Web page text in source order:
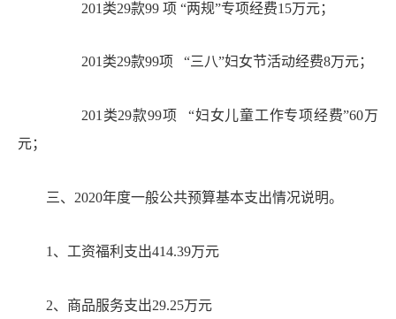
201类29款99 项 “两规”专项经费15万元；
201类29款99项 “三八”妇女节活动经费8万元；
201类29款99项 “妇女儿童工作专项经费”60万
元；
三、 2020年度一般公共预算基本支出情况说明。
1、工资福利支出414.39万元
2、商品服务支出29.25万元